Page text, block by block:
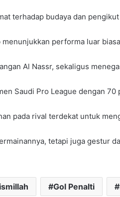
terhadap budaya dan
performa luar
Al Nassr, sekaligus
Saudi Pro League dengan 70
pada rival terdekat untuk
tetapi juga gestur
Gol Penalti